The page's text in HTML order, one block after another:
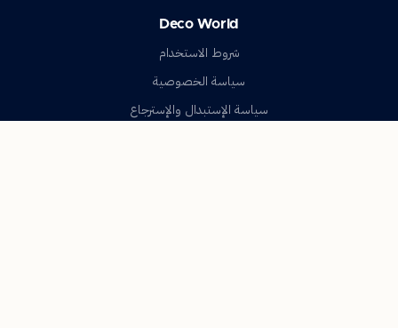
Deco World
شروط الاستخدام
سياسة الخصوصية
سياسة الإستبدال والإسترجاع